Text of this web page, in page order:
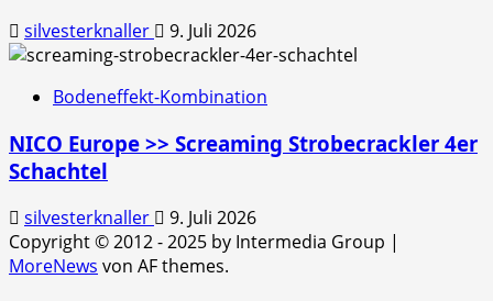
silvesterknaller 9. Juli 2026
Bodeneffekt-Kombination
NICO Europe >> Screaming Strobecrackler 4er
Schachtel
silvesterknaller
9. Juli 2026
Copyright © 2012 - 2025 by Intermedia Group |
MoreNews von AF themes.